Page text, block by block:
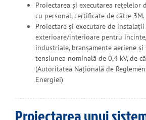
Proiectarea și executarea rețelelor
cu personal, certificate de către 3M.
Proiectare și executare de
exterioare/interioare pentru
industriale, branșamente aeriene și
tensiunea nominală de 0,4 kV, de
(Autoritatea Naţională de
Energiei)
Proiectarea unui